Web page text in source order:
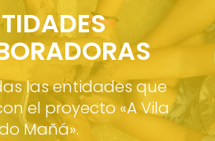
las entidades que
el proyecto «A Vila
Mañá».